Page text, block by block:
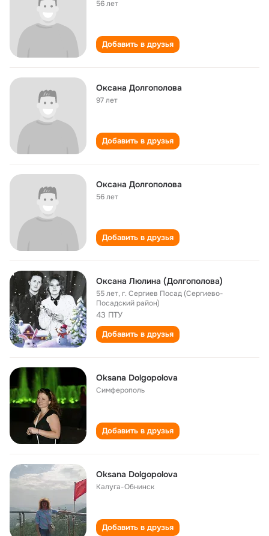
56 лет
Добавить в друзья
Оксана Долгополова
97 лет
Добавить в друзья
Оксана Долгополова
56 лет
Добавить в друзья
Оксана Люлина (Долгополова)
55 лет,г. Сергиев Посад (Сергиево-
Посадский район)
43 ПТУ
Добавить в друзья
Oksana Dolgopolova
Симферополь
Добавить в друзья
Oksana Dolgopolova
Калуга-Обнинск
Добавить в друзья